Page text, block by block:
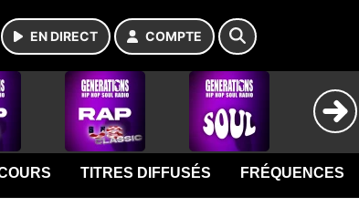
EN DIRECT COMPTE
TITRES DIFFUSÉS FRÉQUENCES